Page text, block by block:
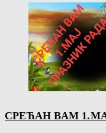
СРЕЋАН ВАМ